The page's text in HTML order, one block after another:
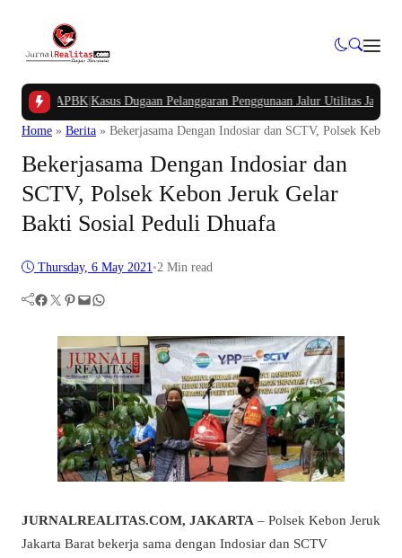
APBK| Kasus Dugaan Pelanggaran Penggunaan Jalur Utilitas Jababeka
Home » Berita » Bekerjasama Dengan Indosiar dan SCTV, Polsek
Bekerjasama Dengan Indosiar dan
SCTV, Polsek Kebon Jeruk Gelar
Bakti Sosial Peduli Dhuafa
Thursday, 6 May 2021•2 Min read
Facebook Twitter Pinterest Mail WhatsApp
JURNALREALITAS.COM, JAKARTA – Polsek Kebon Jeruk
Jakarta Barat bekerja sama dengan Indosiar dan SCTV